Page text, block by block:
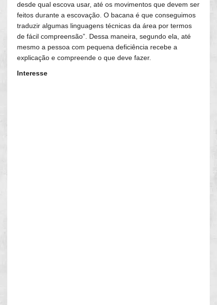
desde qual escova usar, até os movimentos que devem ser
feitos durante a escovação. O bacana é que conseguimos
traduzir algumas linguagens técnicas da área por termos
de fácil compreensão”. Dessa maneira, segundo ela, até
mesmo a pessoa com pequena deficiência recebe a
explicação e compreende o que deve fazer.
Interesse